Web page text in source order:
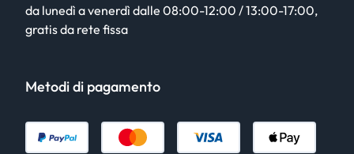
da lunedì a venerdì dalle 08:00-12:00 / 13:00-17:00,
gratis da rete fissa
Metodi di pagamento